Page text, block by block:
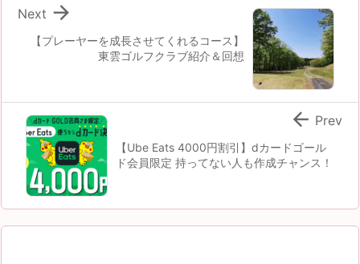
【プレーヤーを成長させてくれるコース】
東雲ゴルフクラブ紹介＆回想

Next
【Ube Eats 4000円割引】dカードゴール
ド会員限定 持ってない人も作成チャンス！
 Prev